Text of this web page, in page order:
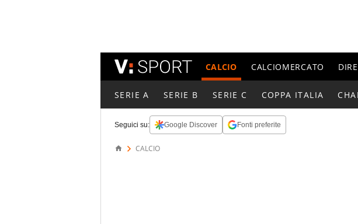
CALCIO CALCIOMERCATO
SERIE A SERIE B SERIE C COPPA ITALIA
Seguici su: Google Discover Fonti preferite
CALCIO